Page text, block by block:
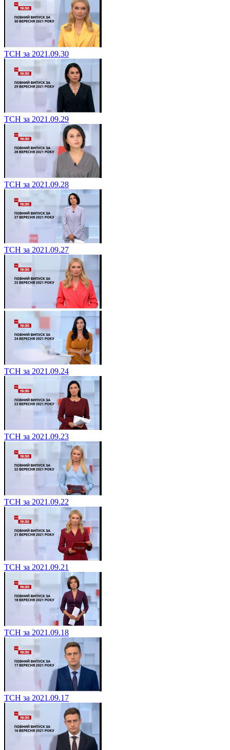
ТСН за 2021.09.30
ТСН за 2021.09.29
ТСН за 2021.09.28
ТСН за 2021.09.27
ТСН за 2021.09.24
ТСН за 2021.09.23
ТСН за 2021.09.22
ТСН за 2021.09.21
ТСН за 2021.09.18
ТСН за 2021.09.17